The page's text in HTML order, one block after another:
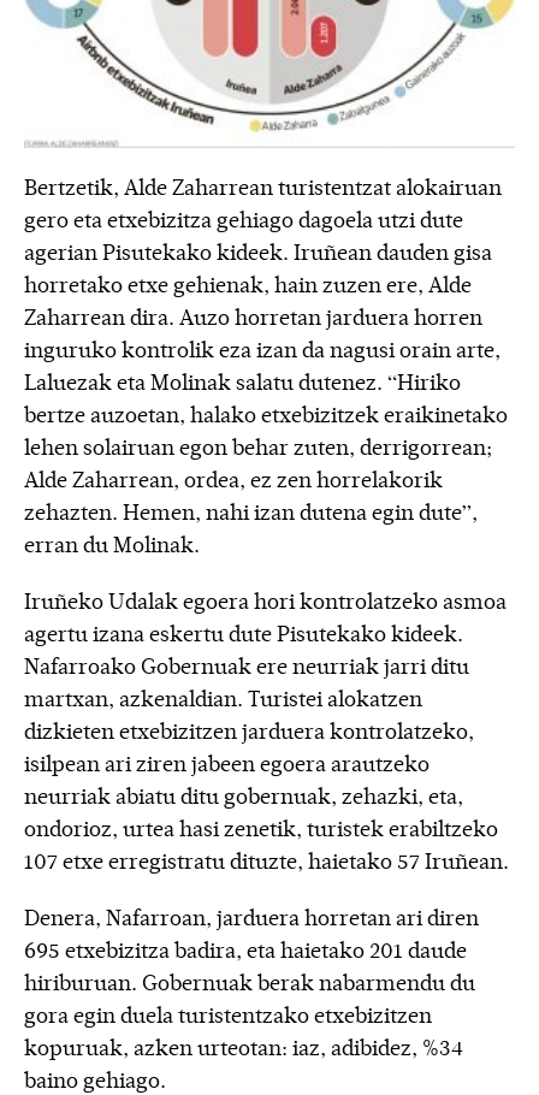
Bertzetik, Alde Zaharrean turistentzat alokairuan
gero eta etxebizitza gehiago dagoela utzi dute
agerian Pisutekako kideek. Iruñean dauden gisa
horretako etxe gehienak, hain zuzen ere, Alde
Zaharrean dira. Auzo horretan jarduera horren
inguruko kontrolik eza izan da nagusi orain arte,
Laluezak eta Molinak salatu dutenez. “Hiriko
bertze auzoetan, halako etxebizitzek eraikinetako
lehen solairuan egon behar zuten, derrigorrean;
Alde Zaharrean, ordea, ez zen horrelakorik
zehazten. Hemen, nahi izan dutena egin dute”,
erran du Molinak.
Iruñeko Udalak egoera hori kontrolatzeko asmoa
agertu izana eskertu dute Pisutekako kideek.
Nafarroako Gobernuak ere neurriak jarri ditu
martxan, azkenaldian. Turistei alokatzen
dizkieten etxebizitzen jarduera kontrolatzeko,
isilpean ari ziren jabeen egoera arautzeko
neurriak abiatu ditu gobernuak, zehazki, eta,
ondorioz, urtea hasi zenetik, turistek erabiltzeko
107 etxe erregistratu dituzte, haietako 57 Iruñean.
Denera, Nafarroan, jarduera horretan ari diren
695 etxebizitza badira, eta haietako 201 daude
hiriburuan. Gobernuak berak nabarmendu du
gora egin duela turistentzako etxebizitzen
kopuruak, azken urteotan: iaz, adibidez, %34
baino gehiago.